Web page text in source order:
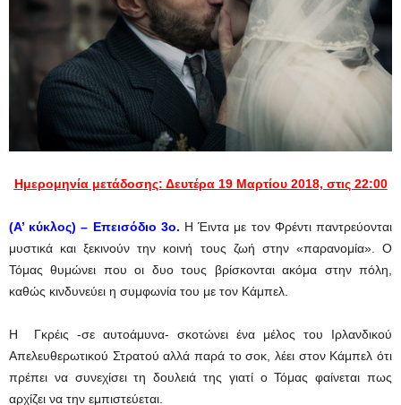
Ημερομηνία μετάδοσης: Δευτέρα 19 Μαρτίου 2018, στις 22:00
(Α’ κύκλος) – Επεισόδιο 3ο. Η Έιντα με τον Φρέντι παντρεύονται
μυστικά και ξεκινούν την κοινή τους ζωή στην «παρανομία». Ο
Τόμας θυμώνει που οι δυο τους βρίσκονται ακόμα στην πόλη,
καθώς κινδυνεύει η συμφωνία του με τον Κάμπελ.
Η Γκρέις -σε αυτοάμυνα- σκοτώνει ένα μέλος του Ιρλανδικού
Απελευθερωτικού Στρατού αλλά παρά το σοκ, λέει στον Κάμπελ ότι
πρέπει να συνεχίσει τη δουλειά της γιατί ο Τόμας φαίνεται πως
αρχίζει να την εμπιστεύεται.